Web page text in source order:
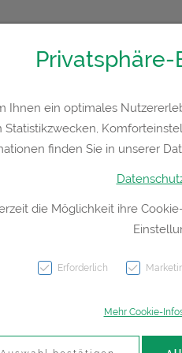
Hautpflege Familie
Ihnen ein optimales
finden Sie in unserer
die Möglichkeit ihre
Erforderlich
Mehr Cookie-